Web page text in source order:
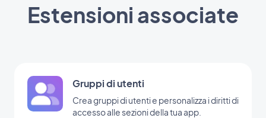
Estensioni associate
Gruppi di utenti
Crea gruppi di utenti e personalizza i diritti di
accesso alle sezioni della tua app.